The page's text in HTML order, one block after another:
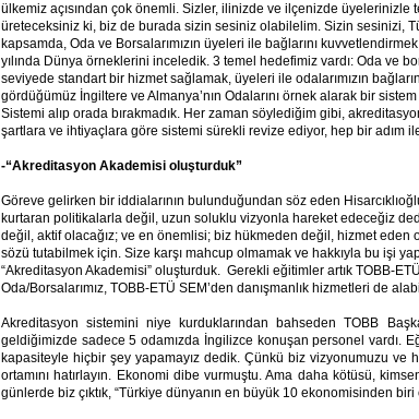
ülkemiz açısından çok önemli. Sizler, ilinizde ve ilçenizde üyelerinizle
üreteceksiniz ki, biz de burada sizin sesiniz olabilelim. Sizin sesinizi,
kapsamda, Oda ve Borsalarımızın üyeleri ile bağlarını
yılında Dünya örneklerini inceledik. 3 temel hedefimiz vardı: Oda ve
seviyede standart bir hizmet sağlamak, üyeleri ile odalarımızın
gördüğümüz İngiltere ve Almanya’nın Odalarını örnek alarak bir
Sistemi alıp orada bırakmadık. Her zaman söylediğim gibi,
şartlara ve ihtiyaçlara göre sistemi sürekli revize ediyor, hep bir adım
-“Akreditasyon Akademisi oluşturduk”
Göreve gelirken bir iddialarının bulunduğundan söz eden
kurtaran politikalarla değil, uzun soluklu vizyonla hareket edeceğiz
değil, aktif olacağız; ve en önemlisi; biz hükmeden değil, hizmet eden
sözü tutabilmek için. Size karşı mahcup olmamak ve hakkıyla bu işi
“Akreditasyon Akademisi” oluşturduk. Gerekli eğitimler artık TOBB-
Oda/Borsalarımız, TOBB-ETÜ SEM’den danışmanlık hizmetleri de
Akreditasyon sistemini niye kurduklarından bahseden TOBB
geldiğimizde sadece 5 odamızda İngilizce konuşan personel vardı.
kapasiteyle hiçbir şey yapamayız dedik. Çünkü biz vizyonumuzu ve
ortamını hatırlayın. Ekonomi dibe vurmuştu. Ama daha kötüsü,
günlerde biz çıktık, “Türkiye dünyanın en büyük 10 ekonomisinden biri